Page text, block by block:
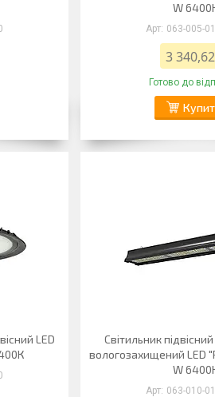
W
063-005-
3
Готово до
LED
Світильник
вологозахищений LED
W
063-010-